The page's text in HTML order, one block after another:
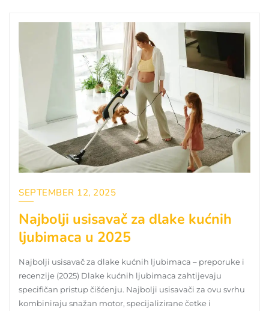
SEPTEMBER 12, 2025
Najbolji usisavač za dlake kućnih
ljubimaca u 2025
Najbolji usisavač za dlake kućnih ljubimaca – preporuke i
recenzije (2025) Dlake kućnih ljubimaca zahtijevaju
specifičan pristup čišćenju. Najbolji usisavači za ovu svrhu
kombiniraju snažan motor, specijalizirane četke i